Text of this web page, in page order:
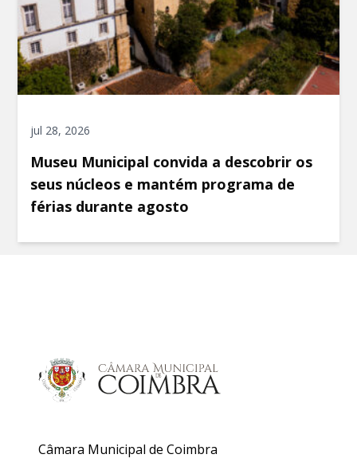
jul 28, 2026
Museu Municipal convida a descobrir os
seus núcleos e mantém programa de
férias durante agosto
Câmara Municipal de Coimbra